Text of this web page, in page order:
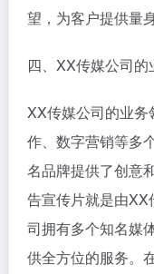
望，为客户提供量
四、XX传媒公司
XX传媒公司的业
作、数字营销等多
名品牌提供了创意
告宣传片就是由
司拥有多个知名媒
供全方位的服务。